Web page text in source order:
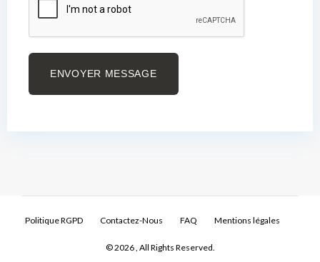
ENVOYER MESSAGE
Politique RGPD Contactez-Nous FAQ Mentions légales
© 2026 , All Rights Reserved.